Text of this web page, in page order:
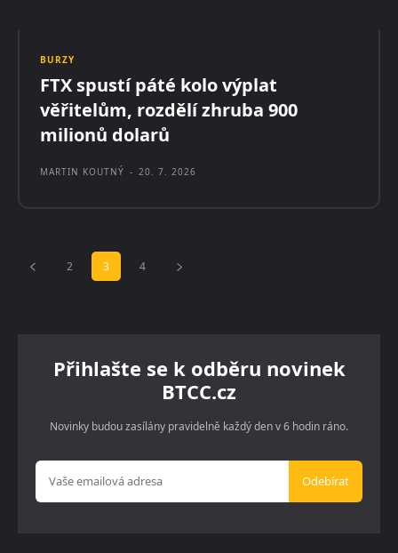
BURZY
FTX spustí páté kolo výplat
věřitelům, rozdělí zhruba 900
milionů dolarů
MARTIN KOUTNÝ - 20. 7. 2026
2 3 4
Přihlašte se k odběru novinek
BTCC.cz
Novinky budou zasílány pravidelně každý den v 6 hodin ráno.
Odebírat